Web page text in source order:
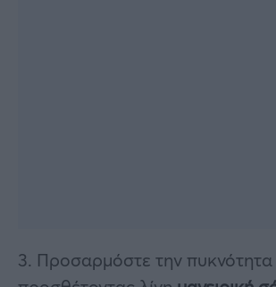
3. Προσαρμόστε την πυκνότητα